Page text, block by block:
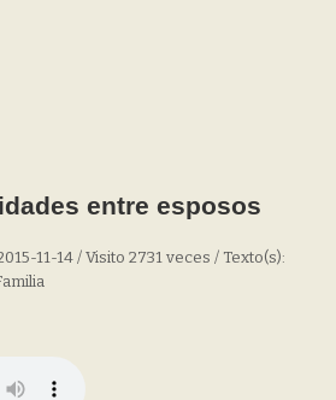
entre esposos
11-14 / Visito 2731 veces / Texto(s):